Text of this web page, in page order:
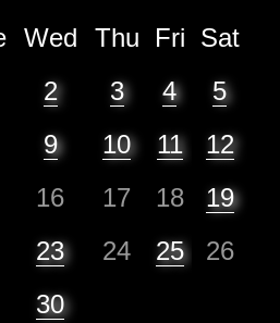
Wed Thu Fri Sat
2 3 4
5
9 10 11
12
16 17 18
19
23 24 25
26
30